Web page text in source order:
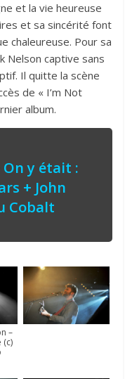
et la vie heureuse
et sa sincérité font
chaleureuse. Pour sa
Nelson captive sans
Il quitte la scène
de « I’m Not
album.
On y était :
+ John
Cobalt
–
(c)